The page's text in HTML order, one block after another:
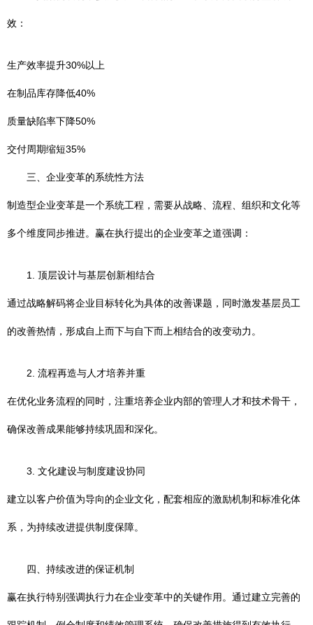
效：
生产效率提升30%以上
在制品库存降低40%
质量缺陷率下降50%
交付周期缩短35%
三、企业变革的系统性方法
制造型企业变革是一个系统工程，需要从战略、流程、组织和文化等
多个维度同步推进。赢在执行提出的企业变革之道强调：
1. 顶层设计与基层创新相结合
通过战略解码将企业目标转化为具体的改善课题，同时激发基层员工
的改善热情，形成自上而下与自下而上相结合的改变动力。
2. 流程再造与人才培养并重
在优化业务流程的同时，注重培养企业内部的管理人才和技术骨干，
确保改善成果能够持续巩固和深化。
3. 文化建设与制度建设协同
建立以客户价值为导向的企业文化，配套相应的激励机制和标准化体
系，为持续改进提供制度保障。
四、持续改进的保证机制
赢在执行特别强调执行力在企业变革中的关键作用。通过建立完善的